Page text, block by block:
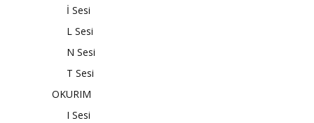
İ Sesi
L Sesi
N Sesi
T Sesi
OKURIM
I Sesi